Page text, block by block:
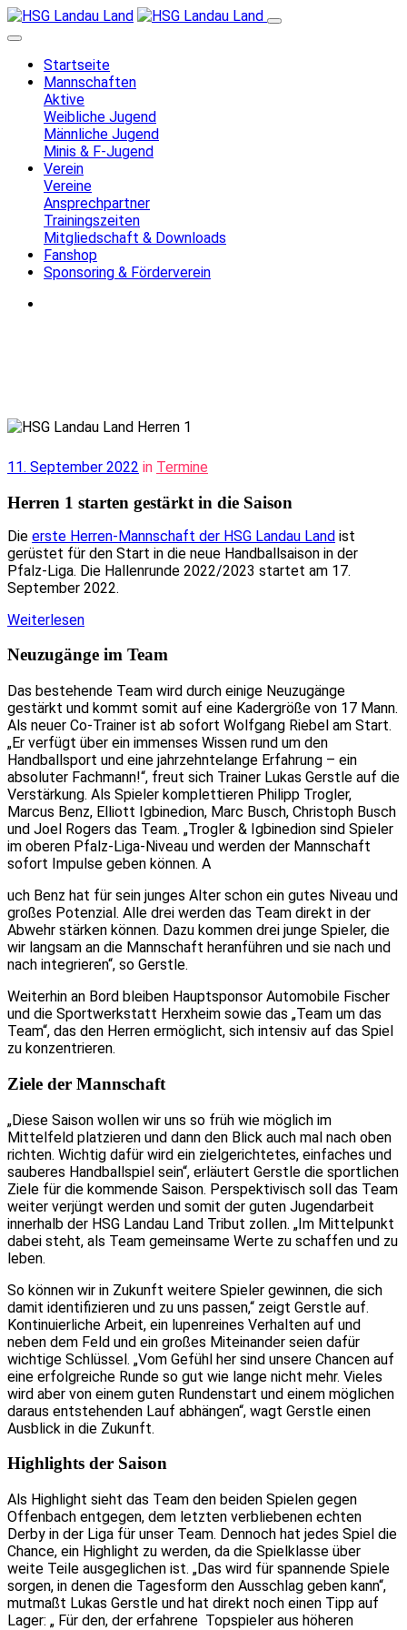
Startseite
Mannschaften
Aktive
Weibliche Jugend
Männliche Jugend
Minis & F-Jugend
Verein
Vereine
Ansprechpartner
Trainingszeiten
Mitgliedschaft & Downloads
Fanshop
Sponsoring & Förderverein
11. September 2022 in Termine
Herren 1 starten gestärkt in die Saison
Die erste Herren-Mannschaft der HSG Landau Land ist
gerüstet für den Start in die neue Handballsaison in der
Pfalz-Liga. Die Hallenrunde 2022/2023 startet am 17.
September 2022.
Weiterlesen:
1
gestärkt
in
die
Saison
Neuzugänge im Team
Das bestehende Team wird durch einige Neuzugänge
gestärkt und kommt somit auf eine Kadergröße von 17 Mann.
Als neuer Co-Trainer ist ab sofort Wolfgang Riebel am Start.
„Er verfügt über ein immenses Wissen rund um den
Handballsport und eine jahrzehntelange Erfahrung – ein
absoluter Fachmann!“, freut sich Trainer Lukas Gerstle auf die
Verstärkung. Als Spieler komplettieren Philipp Trogler,
Marcus Benz, Elliott Igbinedion, Marc Busch, Christoph Busch
und Joel Rogers das Team. „Trogler & Igbinedion sind Spieler
im oberen Pfalz-Liga-Niveau und werden der Mannschaft
sofort Impulse geben können. A
uch Benz hat für sein junges Alter schon ein gutes Niveau und
großes Potenzial. Alle drei werden das Team direkt in der
Abwehr stärken können. Dazu kommen drei junge Spieler, die
wir langsam an die Mannschaft heranführen und sie nach und
nach integrieren“, so Gerstle.
Weiterhin an Bord bleiben Hauptsponsor Automobile Fischer
und die Sportwerkstatt Herxheim sowie das „Team um das
Team“, das den Herren ermöglicht, sich intensiv auf das Spiel
zu konzentrieren.
Ziele der Mannschaft
„Diese Saison wollen wir uns so früh wie möglich im
Mittelfeld platzieren und dann den Blick auch mal nach oben
richten. Wichtig dafür wird ein zielgerichtetes, einfaches und
sauberes Handballspiel sein“, erläutert Gerstle die sportlichen
Ziele für die kommende Saison. Perspektivisch soll das Team
weiter verjüngt werden und somit der guten Jugendarbeit
innerhalb der HSG Landau Land Tribut zollen. „Im Mittelpunkt
dabei steht, als Team gemeinsame Werte zu schaffen und zu
leben.
So können wir in Zukunft weitere Spieler gewinnen, die sich
damit identifizieren und zu uns passen,“ zeigt Gerstle auf.
Kontinuierliche Arbeit, ein lupenreines Verhalten auf und
neben dem Feld und ein großes Miteinander seien dafür
wichtige Schlüssel. „Vom Gefühl her sind unsere Chancen auf
eine erfolgreiche Runde so gut wie lange nicht mehr. Vieles
wird aber von einem guten Rundenstart und einem möglichen
daraus entstehenden Lauf abhängen“, wagt Gerstle einen
Ausblick in die Zukunft.
Highlights der Saison
Als Highlight sieht das Team den beiden Spielen gegen
Offenbach entgegen, dem letzten verbliebenen echten
Derby in der Liga für unser Team. Dennoch hat jedes Spiel die
Chance, ein Highlight zu werden, da die Spielklasse über
weite Teile ausgeglichen ist. „Das wird für spannende Spiele
sorgen, in denen die Tagesform den Ausschlag geben kann“,
mutmaßt Lukas Gerstle und hat direkt noch einen Tipp auf
Lager: „ Für den, der erfahrene Topspieler aus höheren